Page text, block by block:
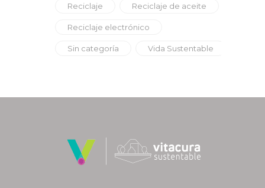
Reciclaje Reciclaje de aceite
Reciclaje electrónico
Sin categoría Vida Sustentable